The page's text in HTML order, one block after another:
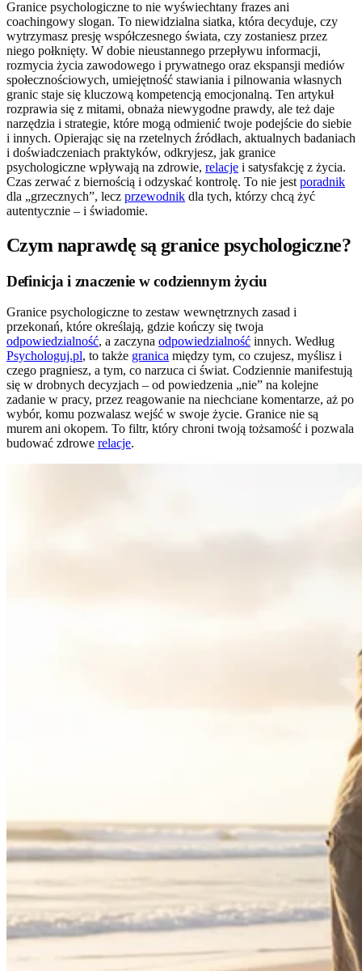
Granice psychologiczne to nie wyświechtany frazes ani
coachingowy slogan. To niewidzialna siatka, która decyduje, czy
wytrzymasz presję współczesnego świata, czy zostaniesz przez
niego połknięty. W dobie nieustannego przepływu informacji,
rozmycia życia zawodowego i prywatnego oraz ekspansji mediów
społecznościowych, umiejętność stawiania i pilnowania własnych
granic staje się kluczową kompetencją emocjonalną. Ten artykuł
rozprawia się z mitami, obnaża niewygodne prawdy, ale też daje
narzędzia i strategie, które mogą odmienić twoje podejście do siebie
i innych. Opierając się na rzetelnych źródłach, aktualnych badaniach
i doświadczeniach praktyków, odkryjesz, jak granice
psychologiczne wpływają na zdrowie, relacje i satysfakcję z życia.
Czas zerwać z biernością i odzyskać kontrolę. To nie jest poradnik
dla „grzecznych”, lecz przewodnik dla tych, którzy chcą żyć
autentycznie – i świadomie.
Czym naprawdę są granice psychologiczne?
Definicja i znaczenie w codziennym życiu
Granice psychologiczne to zestaw wewnętrznych zasad i
przekonań, które określają, gdzie kończy się twoja
odpowiedzialność, a zaczyna odpowiedzialność innych. Według
Psychologuj.pl, to także granica między tym, co czujesz, myślisz i
czego pragniesz, a tym, co narzuca ci świat. Codziennie manifestują
się w drobnych decyzjach – od powiedzenia „nie” na kolejne
zadanie w pracy, przez reagowanie na niechciane komentarze, aż po
wybór, komu pozwalasz wejść w swoje życie. Granice nie są
murem ani okopem. To filtr, który chroni twoją tożsamość i pozwala
budować zdrowe relacje.